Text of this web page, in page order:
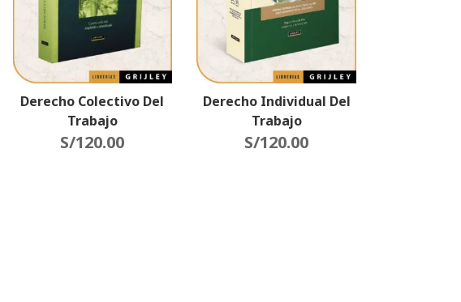
Derecho Colectivo Del
Trabajo
S/120.00
Derecho Individual Del
Trabajo
S/120.00